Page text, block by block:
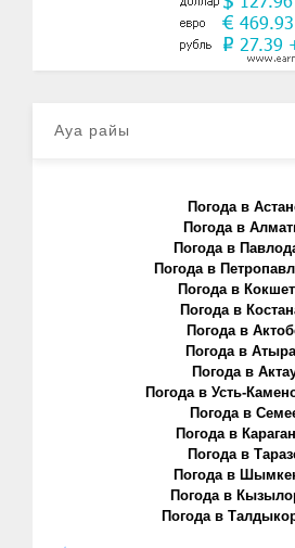
Ауа райы
Погода в
Погода в
Погода в
Погода в
Погода в
Погода в
Погода в
Погода в
Погода в
Погода в Усть-
Погода в
Погода в
Погода в
Погода в
Погода в
Погода в